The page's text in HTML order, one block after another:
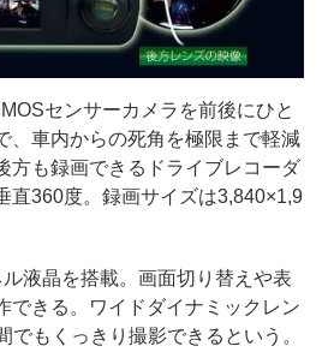
センサーカメラを前後にひと
、車内からの死角を極限まで軽減
方も録画できるドライブレコーダ
直360度。録画サイズは3,840×1,9
液晶を搭載。画面切り替えや表
できる。ワイドダイナミックレン
でもくっきり撮影できるという。